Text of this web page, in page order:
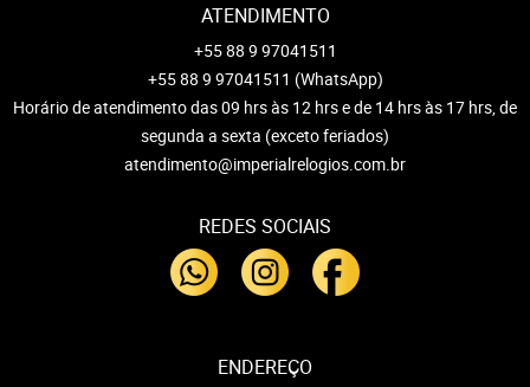
ATENDIMENTO
+55 88 9 97041511
+55 88 9 97041511 (WhatsApp)
Horário de atendimento das 09 hrs às 12 hrs e de 14 hrs às 17 hrs, de
segunda a sexta (exceto feriados)
atendimento@imperialrelogios.com.br
REDES SOCIAIS
ENDEREÇO